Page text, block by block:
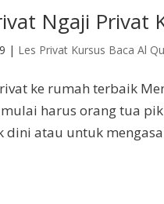
Ngaji Privat
| Les Privat Kursus Baca Al
ke rumah terbaik
harus orang tua
dini atau untuk